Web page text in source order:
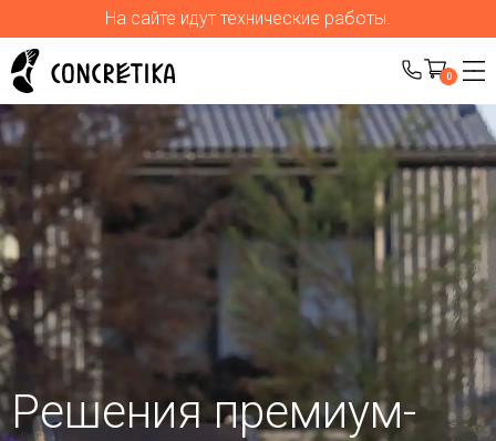
На сайте идут технические работы.
0
Решения премиум-